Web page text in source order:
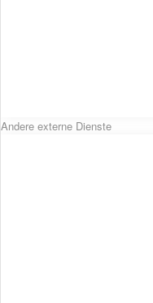
Andere externe Dienste